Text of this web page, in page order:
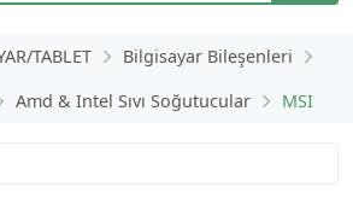
TABLET
Bilgisayar Bileşenleri
Amd & Intel Sıvı Soğutucular MSI